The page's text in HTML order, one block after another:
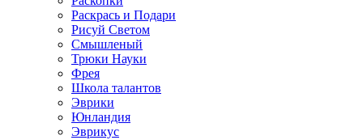
Раскрась и Подари
Рисуй Светом
Смышленый
Трюки Науки
Фрея
Школа талантов
Эврики
Юнландия
Эврикус